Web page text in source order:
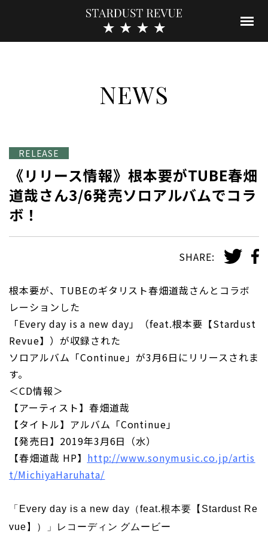
NEWS
RELEASE
《リリース情報》根本要がTUBE春畑
道哉さん3/6発売ソロアルバムでコラ
ボ！
SHARE:
根本要が、TUBEのギタリスト春畑道哉さんとコラボ
レーションした
「Every day is a new day」（feat.根本要【Stardust
Revue】）が収録された
ソロアルバム「Continue」が3月6日にリリースされま
す。
＜CD情報＞
【アーティスト】春畑道哉
【タイトル】アルバム「Continue」
【発売日】2019年3月6日（水）
【春畑道哉 HP】 http://www.sonymusic.co.jp/artis
t/MichiyaHaruhata/
「Every day is a new day（feat.根本要【Stardust Re
vue】）」レコーディン グムービー